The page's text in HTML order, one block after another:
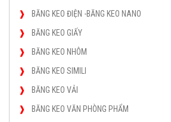
BĂNG KEO ĐIỆN -BĂNG KEO NANO
BĂNG KEO GIẤY
BĂNG KEO NHÔM
BĂNG KEO SIMILI
BĂNG KEO VẢI
BĂNG KEO VĂN PHÒNG PHẨM